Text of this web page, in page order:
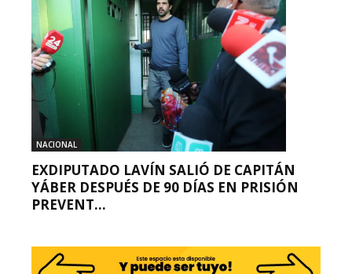
NACIONAL
EXDIPUTADO LAVÍN SALIÓ DE CAPITÁN
YÁBER DESPUÉS DE 90 DÍAS EN PRISIÓN
PREVENT...